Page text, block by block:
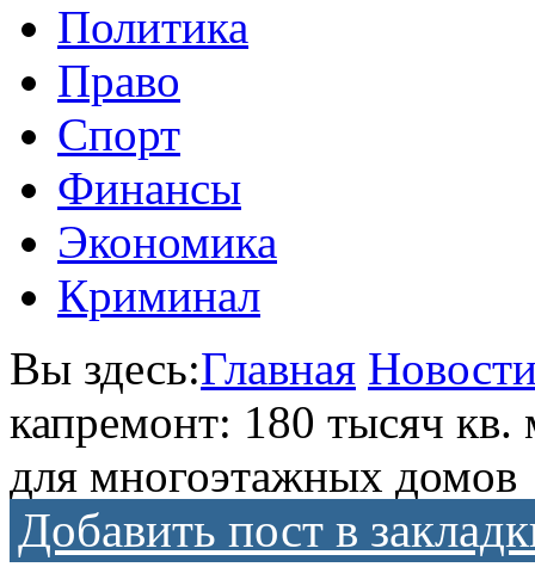
Политика
Право
Спорт
Финансы
Экономика
Криминал
Вы здесь:Главная
капремонт: 180 тысяч кв.
для многоэтажных домов
Добавить пост в